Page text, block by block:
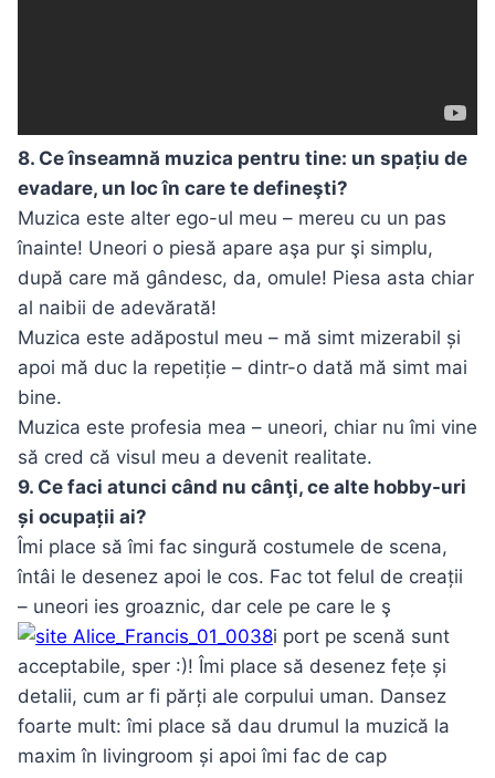
8. Ce înseamnă muzica pentru tine: un spațiu de
evadare, un loc în care te defineşti?
Muzica este alter ego-ul meu – mereu cu un pas
înainte! Uneori o piesă apare aşa pur şi simplu,
după care mă gândesc, da, omule! Piesa asta chiar
al naibii de adevărată!
Muzica este adăpostul meu – mă simt mizerabil și
apoi mă duc la repetiție – dintr-o dată mă simt mai
bine.
Muzica este profesia mea – uneori, chiar nu îmi vine
să cred că visul meu a devenit realitate.
9. Ce faci atunci când nu cânţi, ce alte hobby-uri
și ocupații ai?
Îmi place să îmi fac singură costumele de scena,
întâi le desenez apoi le cos. Fac tot felul de creații
– uneori ies groaznic, dar cele pe care le ş
i port pe scenă sunt
acceptabile, sper :)! Îmi place să desenez fețe și
detalii, cum ar fi părți ale corpului uman. Dansez
foarte mult: îmi place să dau drumul la muzică la
maxim în livingroom și apoi îmi fac de cap